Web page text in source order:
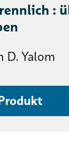
:
D. Yalom